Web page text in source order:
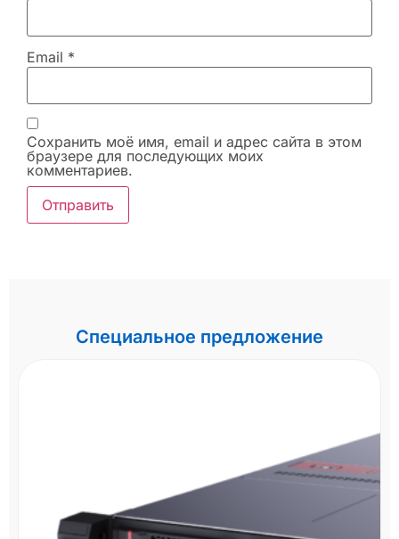
Email *
Сохранить моё имя, email и адрес сайта в этом
браузере для последующих моих
комментариев.
Специальное предложение